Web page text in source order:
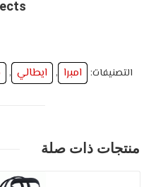
التصنيفات: امبرا , ايطالي ,
منتجات ذات صلة